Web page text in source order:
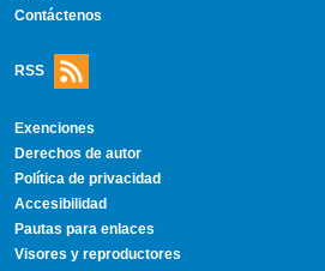
Contáctenos
RSS
Exenciones
Derechos de autor
Política de privacidad
Accesibilidad
Pautas para enlaces
Visores y reproductores